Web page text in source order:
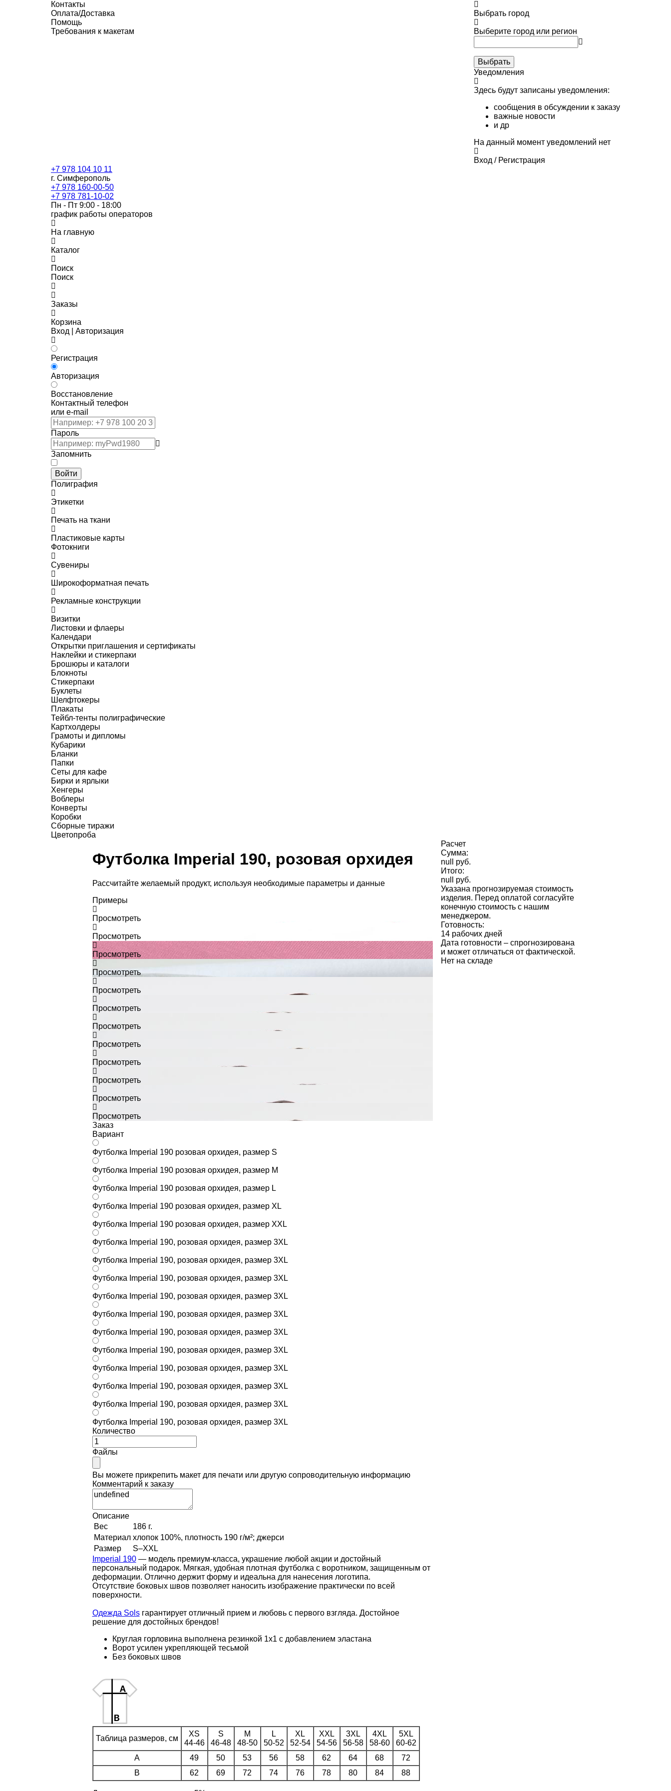
Контакты
Оплата/Доставка
Помощь
Требования к макетам
Выбрать город
Выберите город или регион
Выбрать
Уведомления
Здесь будут записаны уведомления:
сообщения в обсуждении к заказу
важные новости
и др
На данный момент уведомлений нет
Вход / Регистрация
+7 978 104 10 11
г. Симферополь
+7 978 160-00-50
+7 978 781-10-02
Пн - Пт 9:00 - 18:00
график работы операторов
На главную
Каталог
Поиск
Поиск
Заказы
Корзина
Вход | Авторизация
Регистрация
Авторизация
Восстановление
Контактный телефон
или e-mail
Пароль
Запомнить
Войти
Полиграфия
Этикетки
Печать на ткани
Пластиковые карты
Фотокниги
Сувениры
Широкоформатная печать
Рекламные конструкции
Визитки
Листовки и флаеры
Календари
Открытки приглашения и сертификаты
Наклейки и стикерпаки
Брошюры и каталоги
Блокноты
Стикерпаки
Буклеты
Шелфтокеры
Плакаты
Тейбл-тенты полиграфические
Картхолдеры
Грамоты и дипломы
Кубарики
Бланки
Папки
Сеты для кафе
Бирки и ярлыки
Хенгеры
Воблеры
Конверты
Коробки
Сборные тиражи
Цветопроба
Футболка Imperial 190, розовая орхидея
Рассчитайте желаемый продукт, используя необходимые параметры и данные
Примеры
Просмотреть
Просмотреть
Просмотреть
Просмотреть
Просмотреть
Просмотреть
Просмотреть
Просмотреть
Просмотреть
Просмотреть
Просмотреть
Просмотреть
Заказ
Вариант
Футболка Imperial 190 розовая орхидея, размер S
Футболка Imperial 190 розовая орхидея, размер M
Футболка Imperial 190 розовая орхидея, размер L
Футболка Imperial 190 розовая орхидея, размер XL
Футболка Imperial 190 розовая орхидея, размер XXL
Футболка Imperial 190, розовая орхидея, размер 3XL
Футболка Imperial 190, розовая орхидея, размер 3XL
Футболка Imperial 190, розовая орхидея, размер 3XL
Футболка Imperial 190, розовая орхидея, размер 3XL
Футболка Imperial 190, розовая орхидея, размер 3XL
Футболка Imperial 190, розовая орхидея, размер 3XL
Футболка Imperial 190, розовая орхидея, размер 3XL
Футболка Imperial 190, розовая орхидея, размер 3XL
Футболка Imperial 190, розовая орхидея, размер 3XL
Футболка Imperial 190, розовая орхидея, размер 3XL
Футболка Imperial 190, розовая орхидея, размер 3XL
Количество
Файлы
Вы можете прикрепить макет для печати или другую сопроводительную информацию
Комментарий к заказу
Описание
Вес
186 г.
Материал хлопок 100%, плотность 190 г/м²; джерси
Размер
S–XXL
Imperial 190— модель премиум-класса, украшение любой акции и достойный
персональный подарок. Мягкая, удобная плотная футболка с воротником, защищенным от
деформации. Отлично держит форму и идеальна для нанесения логотипа.
Отсутствие боковых швов позволяет наносить изображение практически по всей
поверхности.
Одежда Solsгарантирует отличный прием и любовь с первого взгляда. Достойное
решение для достойных брендов!
Круглая горловина выполнена резинкой 1x1 с добавлением эластана
Ворот усилен укрепляющей тесьмой
Без боковых швов
Таблица размеров, см
XS
44-46
S
46-48
M
48-50
L
50-52
XL
52-54
XXL
54-56
3XL
56-58
4XL
58-60
5XL
60-62
A
49 50 53 56 58 62 64 68
72
B
62 69 72 74 76 78 80 84 88
Расчет
Сумма:
null руб.
Итого:
null руб.
Указана прогнозируемая стоимость
изделия. Перед оплатой согласуйте
конечную стоимость с нашим
менеджером.
Готовность:
14 рабочих дней
Дата готовности – спрогнозирована
и может отличаться от фактической.
Нет на складе